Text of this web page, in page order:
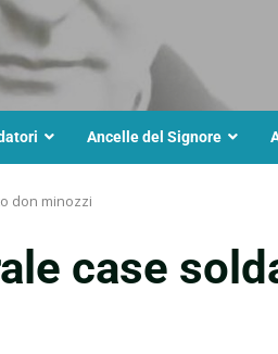
Ancelle del Signore
don minozzi
case